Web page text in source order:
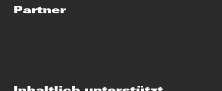
Partner